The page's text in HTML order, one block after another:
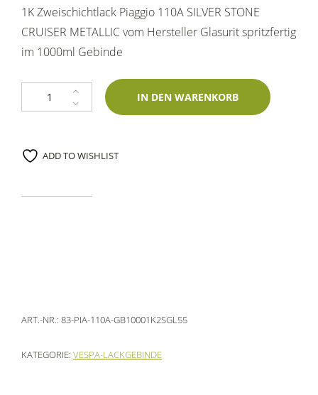
1K Zweischichtlack Piaggio 110A SILVER STONE
CRUISER METALLIC vom Hersteller Glasurit spritzfertig
im 1000ml Gebinde
Gebinde Piaggio 110A Silver Stone Cruiser Metallic 1000ml 1K Glasurit-
IN DEN WARENKORB
ADD TO WISHLIST
ART.-NR.: 83-PIA-110A-GB10001K2SGL55
KATEGORIE: VESPA-LACKGEBINDE